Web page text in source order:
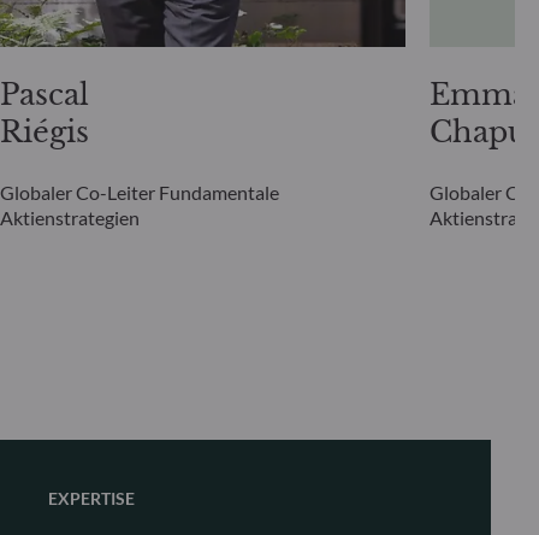
Pascal
Riégis
Globaler Co-Leiter Fundamentale
Aktienstrategien
Globaler
EXPERTISE